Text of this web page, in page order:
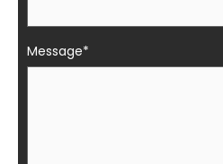
Message*